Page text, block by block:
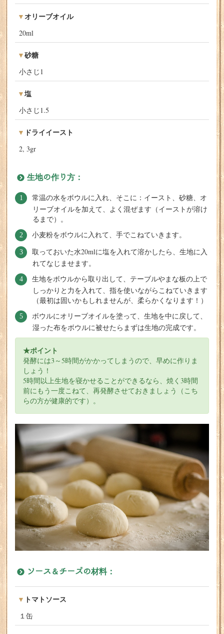
オリーブオイル
20ml
砂糖
小さじ1
塩
小さじ1.5
ドライイースト
2, 3gr
生地の作り方：
常温の水をボウルに入れ、そこに：イースト、砂糖、オ
リーブオイルを加えて、よく混ぜます（イーストが溶け
るまで）。
小麦粉をボウルに入れて、手でこねていきます。
取っておいた水20mlに塩を入れて溶かしたら、生地に入
れてなじませます。
生地をボウルから取り出して、テーブルやまな板の上で
しっかりと力を入れて、指を使いながらこねていきます
（最初は固いかもしれませんが、柔らかくなります！）
ボウルにオリーブオイルを塗って、生地を中に戻して、
湿った布をボウルに被せたらまずは生地の完成です。
★ポイント
発酵には3～5時間がかかってしまうので、早めに作りま
しょう！
5時間以上生地を寝かせることができるなら、焼く3時間
前にもう一度こねて、再発酵させておきましょう（こち
らの方が健康的です）。
ソース＆チーズの材料：
トマトソース
１缶